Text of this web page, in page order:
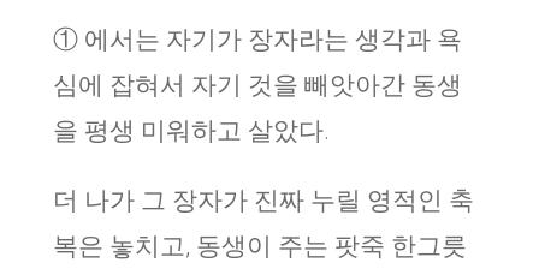
① 에서는 자기가 장자라는 생각과 욕
심에 잡혀서 자기 것을 빼앗아간 동생
을 평생 미워하고 살았다.
더 나가 그 장자가 진짜 누릴 영적인 축
복은 놓치고, 동생이 주는 팟죽 한그릇